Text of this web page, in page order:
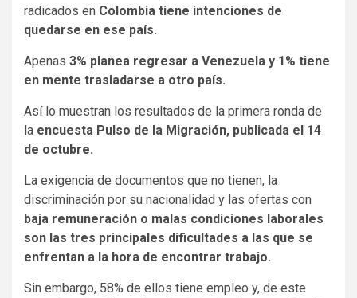
radicados en Colombia tiene intenciones de
quedarse en ese país.
Apenas 3% planea regresar a Venezuela y 1% tiene
en mente trasladarse a otro país.
Así lo muestran los resultados de la primera ronda de
la encuesta Pulso de la Migración, publicada el 14
de octubre.
La exigencia de documentos que no tienen, la
discriminación por su nacionalidad y las ofertas con
baja remuneración o malas condiciones laborales
son las tres principales dificultades a las que se
enfrentan a la hora de encontrar trabajo.
Sin embargo, 58% de ellos tiene empleo y, de este